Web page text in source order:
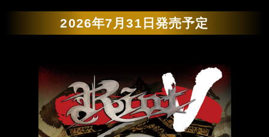
2026年7月31日発売予定